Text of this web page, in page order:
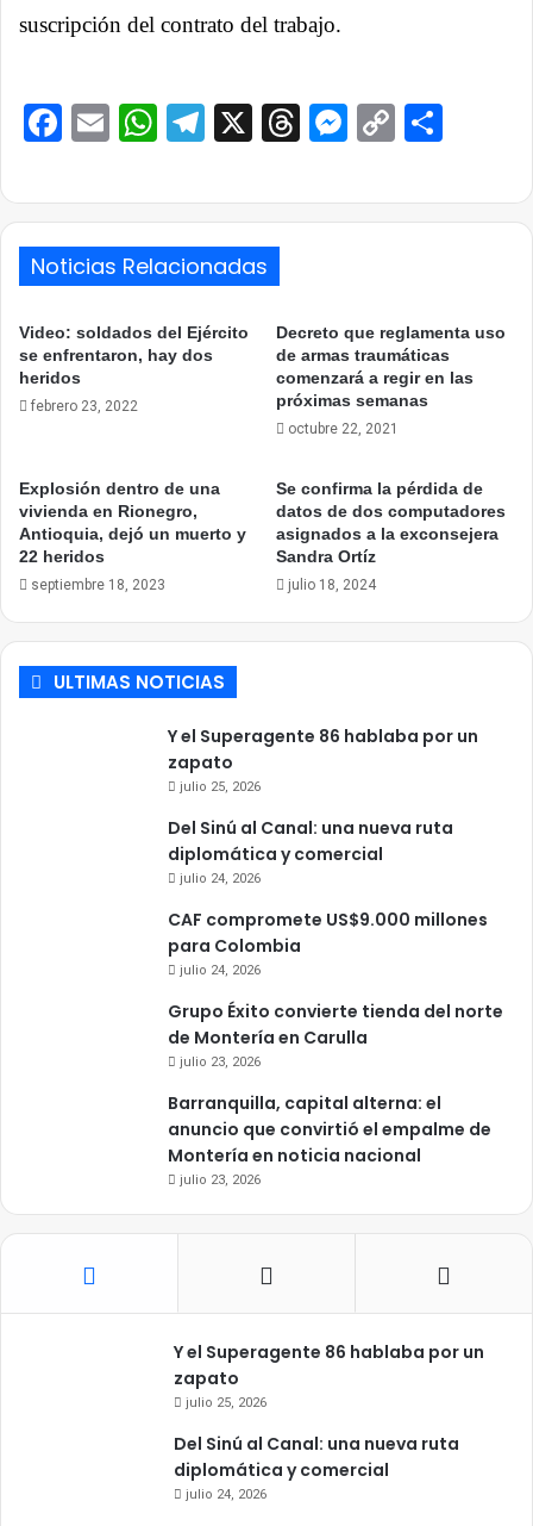
suscripción del contrato del trabajo.
Facebook
EmailWhatsApp
Telegram
X ThreadsCopy
Noticias Relacionadas
Video: soldados del Ejército
se enfrentaron, hay dos
heridos
febrero 23, 2022
Decreto que reglamenta uso
de armas traumáticas
comenzará a regir en las
próximas semanas
octubre 22, 2021
Explosión dentro de una
vivienda en Rionegro,
Antioquia, dejó un muerto y
22 heridos
septiembre 18, 2023
Se confirma la pérdida de
datos de dos computadores
asignados a la exconsejera
Sandra Ortíz
julio 18, 2024
ULTIMAS NOTICIAS
Y el Superagente 86 hablaba por un
zapato
julio 25, 2026
Del Sinú al Canal: una nueva ruta
diplomática y comercial
julio 24, 2026
CAF compromete US$9.000 millones
para Colombia
julio 24, 2026
Grupo Éxito convierte tienda del norte
de Montería en Carulla
julio 23, 2026
Barranquilla, capital alterna: el
anuncio que convirtió el empalme de
Montería en noticia nacional
julio 23, 2026
Y el Superagente 86 hablaba por un
zapato
julio 25, 2026
Del Sinú al Canal: una nueva ruta
diplomática y comercial
julio 24, 2026